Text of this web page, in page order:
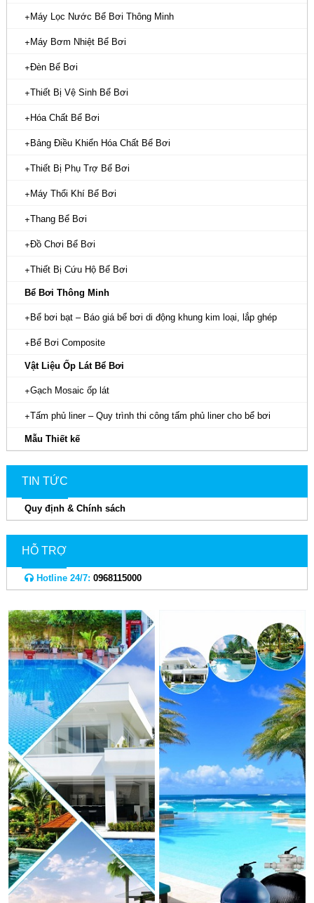
Máy Lọc Nước Bể Bơi Thông Minh
Máy Bơm Nhiệt Bể Bơi
Đèn Bể Bơi
Thiết Bị Vệ Sinh Bể Bơi
Hóa Chất Bể Bơi
Bảng Điều Khiển Hóa Chất Bể Bơi
Thiết Bị Phụ Trợ Bể Bơi
Máy Thổi Khí Bể Bơi
Thang Bể Bơi
Đồ Chơi Bể Bơi
Thiết Bị Cứu Hộ Bể Bơi
Bể Bơi Thông Minh
Bể bơi bạt – Báo giá bể bơi di động khung kim loại, lắp ghép
Bể Bơi Composite
Vật Liệu Ốp Lát Bể Bơi
Gạch Mosaic ốp lát
Tấm phủ liner – Quy trình thi công tấm phủ liner cho bể bơi
Mẫu Thiết kế
TIN TỨC
Quy định & Chính sách
HỖ TRỢ
Hotline 24/7: 0968115000